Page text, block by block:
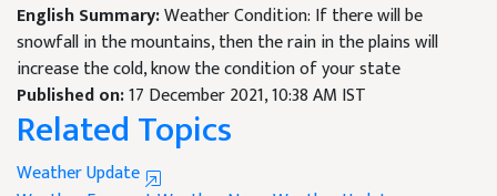
English Summary:Weather Condition: If there will be
snowfall in the mountains, then the rain in the plains will
increase the cold, know the condition of your state
Published on:17 December 2021, 10:38 AM IST
Related Topics
Weather Update